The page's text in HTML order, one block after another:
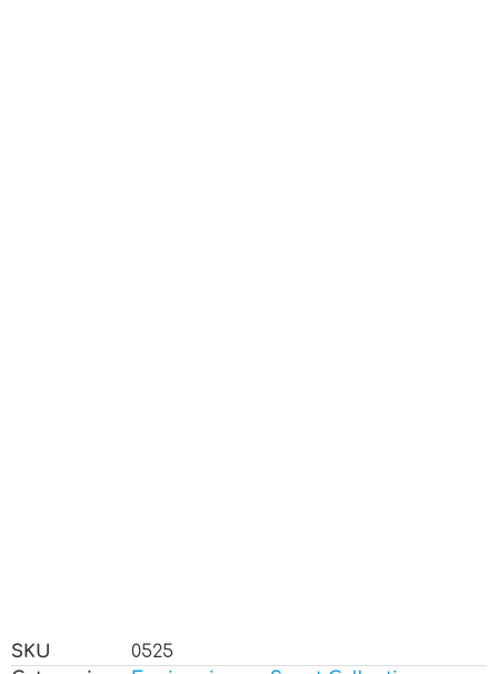
SKU
0525